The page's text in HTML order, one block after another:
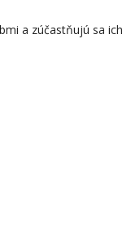
a zúčastňujú sa ich